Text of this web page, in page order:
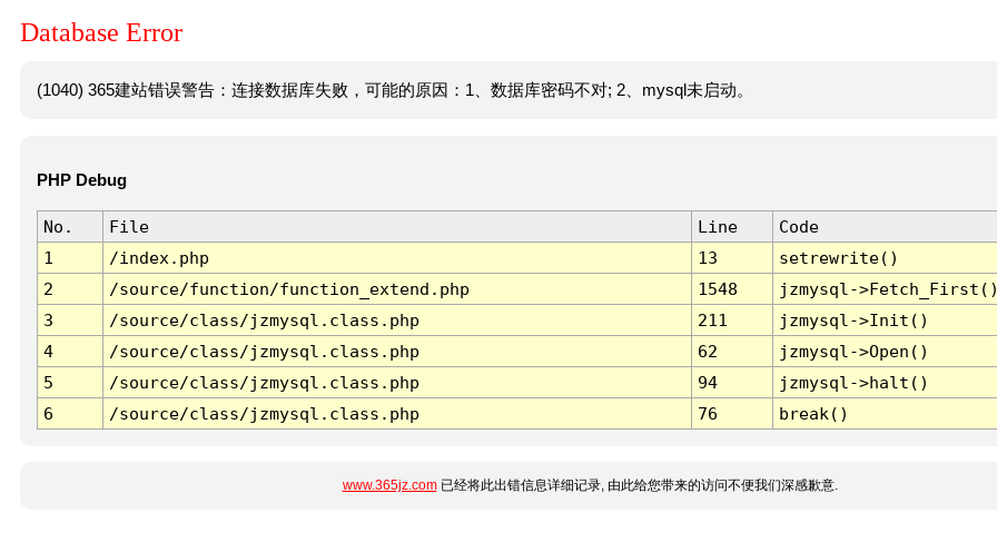
Database Error
(1040) 365建站错误警告：连接数据库失败，可能的原因：1、数据库密码不对; 2、mysql未启动。
PHP Debug
No. File Line
Code
1
/index.php 13
setrewrite()
2
/source/function/function_extend.php 1548
jzmysql-
3
/source/class/jzmysql.class.php 211
jzmysql->Init()
4
/source/class/jzmysql.class.php 62
jzmysql->Open()
5
/source/class/jzmysql.class.php 94
jzmysql->halt()
6
/source/class/jzmysql.class.php 76 break()
www.365jz.com已经将此出错信息详细记录, 由此给您带来的访问不便我们深感歉意.